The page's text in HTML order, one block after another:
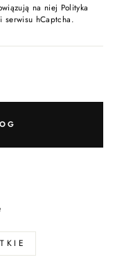
na niej Polityka
serwisu hCaptcha.